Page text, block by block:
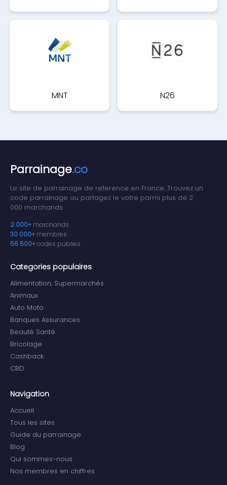
MNT N26
Parrainage.co
Le site de parrainage de reference en France. Trouvez un
code parrainage ou partagez le votre parmi plus de 2
000 marchands.
2 000+ marchands
30 000+ membres
56 500+codes publies
Categories populaires
Alimentation, Supermarchés
Animaux
Auto Moto
Banques Assurances
Beauté Santé
Bricolage
Cashback
CBD
Navigation
Accueil
Tous les sites
Guide du parrainage
Blog
Qui sommes-nous
Nos membres en chiffres